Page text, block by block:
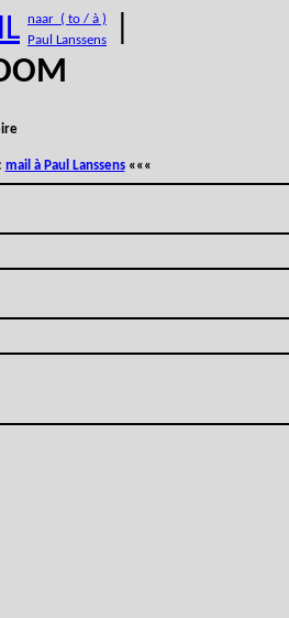
naar ( to / à )
Paul Lanssens
mail à Paul Lanssens«««